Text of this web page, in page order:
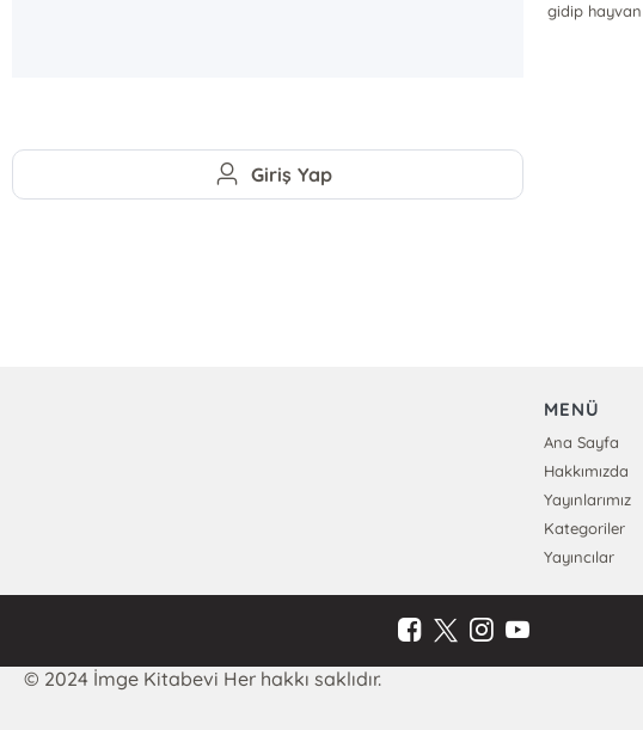
gidip hayvan
Giriş Yap
MENÜ
Ana Sayfa
Hakkımızda
Yayınlarımız
Kategoriler
Yayıncılar
© 2024 İmge Kitabevi Her hakkı saklıdır.